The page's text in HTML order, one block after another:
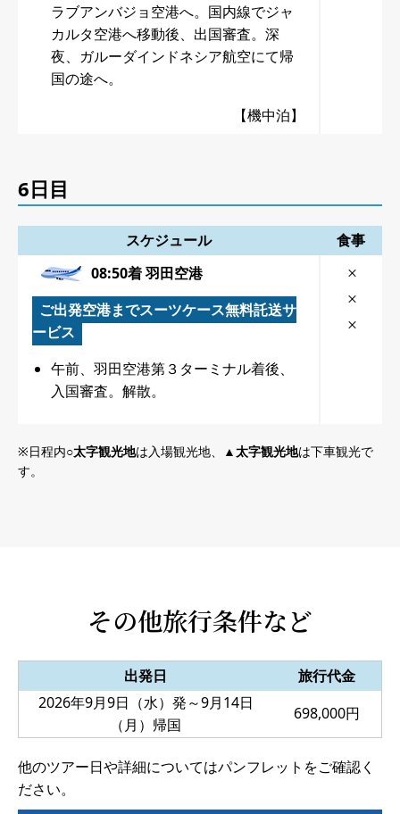
ラブアンバジョ空港へ。国内線でジャ
カルタ空港へ移動後、出国審査。深
夜、ガルーダインドネシア航空にて帰
国の途へ。
【機中泊】
6日目
スケジュール
食事
08:50着 羽田空港
ご出発空港までスーツケース無料託送サ
ービス
午前、羽田空港第３ターミナル着後、
入国審査。解散。
日程内○太字観光地は入場観光地、 ▲太字観光地は下車観光で
す。
その他旅行条件など
出発日
旅行代金
2026年9月9日（水）発～9月14日
（月）帰国
698,000円
他のツアー日や詳細についてはパンフレットをご確認く
ださい。